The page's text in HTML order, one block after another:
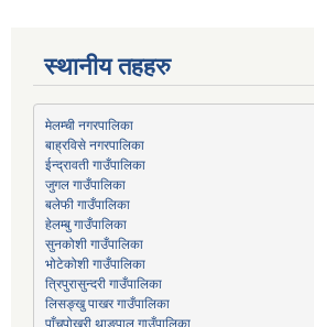
स्थानीय तहहरु
मेलम्ची नगरपालिका
बाह्रविसे नगरपालिका
ईन्द्रावती गाउँपालिका
जुगल गाउँपालिका
बलेफी गाउँपालिका
हेलम्बु गाउँपालिका
सुनकोशी गाउँपालिका
भोटेकोशी गाउँपालिका
त्रिपुरासुन्दरी गाउँपालिका
लिसङ्खु पाखर गाउँपालिका
पाँचपोखरी थाङपाल गाउँपालिका